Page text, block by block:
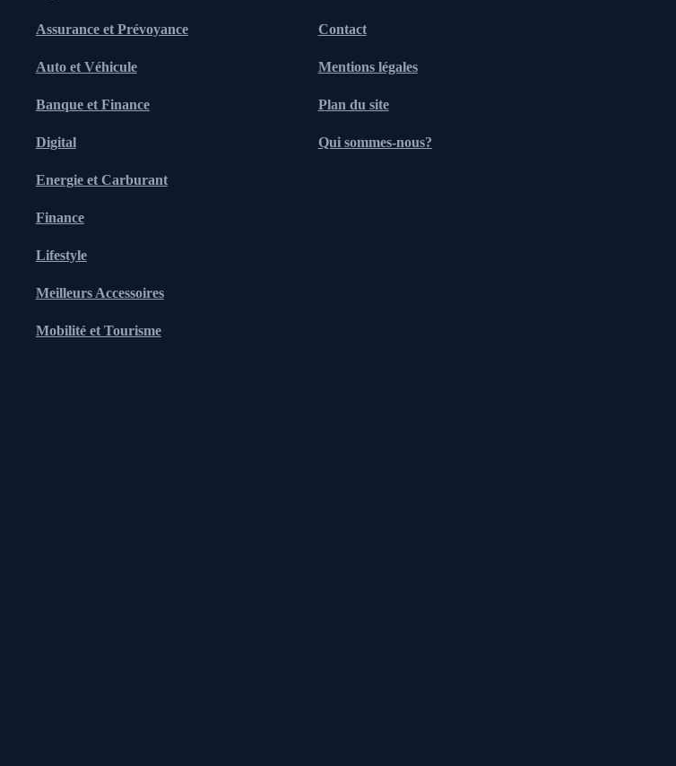
Assurance et Prévoyance
Auto et Véhicule
Banque et Finance
Digital
Energie et Carburant
Finance
Lifestyle
Meilleurs Accessoires
Mobilité et Tourisme
Contact
Mentions légales
Plan du site
Qui sommes-nous?